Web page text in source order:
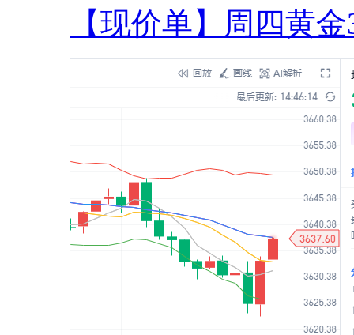
【现价单】周四黄金